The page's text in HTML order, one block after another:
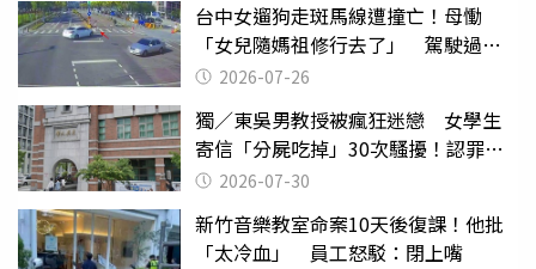
台中女遛狗走斑馬線遭撞亡！母慟
「女兒隨媽祖修行去了」 駕駛過失
致死判9月
2026-07-26
獨／東吳男教授被瘋狂迷戀 女學生
寄信「分屍吃掉」30次騷擾！認罪免
關 2026-07-30
新竹音樂教室命案10天後復課！他批
「太冷血」 員工怒駁：閉上嘴